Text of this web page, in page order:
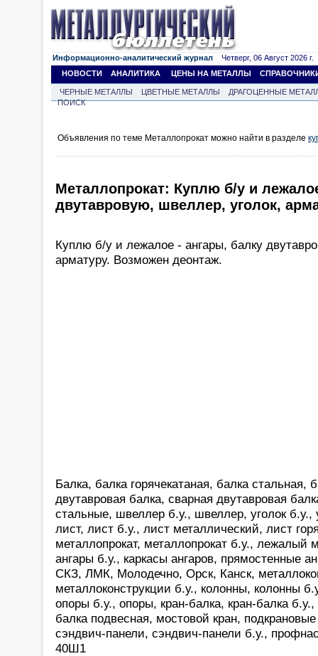
Информационно-аналитический журнал Четверг, 06 Август 2026 г.
НОВОСТИ
АНАЛИТИКА ЦЕНЫ НА МЕТАЛЛЫ
ЧЕРНЫЕ МЕТАЛЛЫ ЦВЕТНЫЕ МЕТАЛЛЫ
ДРАГОЦЕННЫЕ
ПОИСК
Объявления по теме Металлопрокат можно найти в разделе
Металлопрокат: Куплю б/у и
двутавровую, швеллер, уголок,
Куплю б/у и лежалое - ангары, балку
арматуру. Возможен деонтаж.
Балка, балка горячекатаная, балка стальная,
двутавровая балка, сварная двутавровая
стальные, швеллер б.у., швеллер, уголок б.у.,
лист, лист б.у., лист металлический, лист
металлопрокат, металлопрокат б.у., лежалый
ангары б.у., каркасы ангаров, прямостенные
СКЗ, ЛМК, Молодечно, Орск, Канск,
металлоконструкции б.у., колонны, колонны
опоры б.у., опоры, кран-балка, кран-балка б.у.,
балка подвесная, мостовой кран,
сэндвич-панели, сэндвич-панели б.у.,
40Ш1